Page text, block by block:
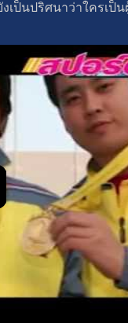
ป็นปริศนาว่าใครเป็น